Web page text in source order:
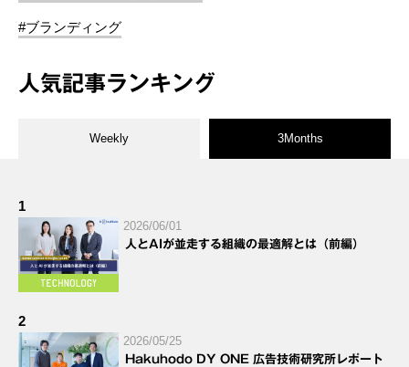
#ブランディング
人気記事ランキング
Weekly 3Months
1
2026/06/01
人とAIが並走する組織の最適解とは（前編）
2
2026/05/25
Hakuhodo DY ONE 広告技術研究所レポート